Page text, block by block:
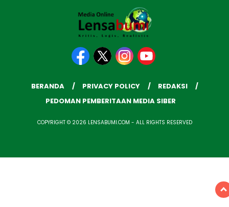
BERANDA PRIVACY POLICY
REDAKSI
PEDOMAN PEMBERITAAN MEDIA SIBER
COPYRIGHT © 2026 LENSABUMI.COM - ALL RIGHTS RESERVED